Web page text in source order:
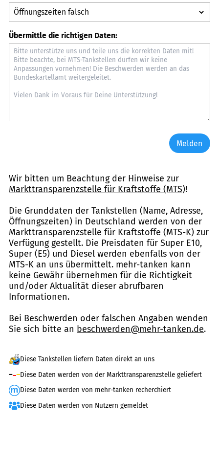
Übermittle die richtigen Daten:
Melden
Wir bitten um Beachtung der Hinweise zur
Markttransparenzstelle für Kraftstoffe (MTS)!
Die Grunddaten der Tankstellen (Name, Adresse,
Öffnungszeiten) in Deutschland werden von der
Markttransparenzstelle für Kraftstoffe (MTS-K) zur
Verfügung gestellt. Die Preisdaten für Super E10,
Super (E5) und Diesel werden ebenfalls von der
MTS-K an uns übermittelt. mehr-tanken kann
keine Gewähr übernehmen für die Richtigkeit
und/oder Aktualität dieser abrufbaren
Informationen.
Bei Beschwerden oder falschen Angaben wenden
Sie sich bitte an beschwerden@mehr-tanken.de.
Diese Tankstellen liefern Daten direkt an uns
Diese Daten werden von der Markttransparenzstelle geliefert
Diese Daten werden von mehr-tanken recherchiert
Diese Daten werden von Nutzern gemeldet